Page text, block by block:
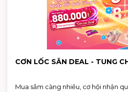
CƠN LỐC SĂN DEAL - TUNG
Mua sắm càng nhiều, cơ hội nhận